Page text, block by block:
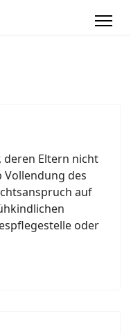
deren Eltern nicht
des
auf
oder